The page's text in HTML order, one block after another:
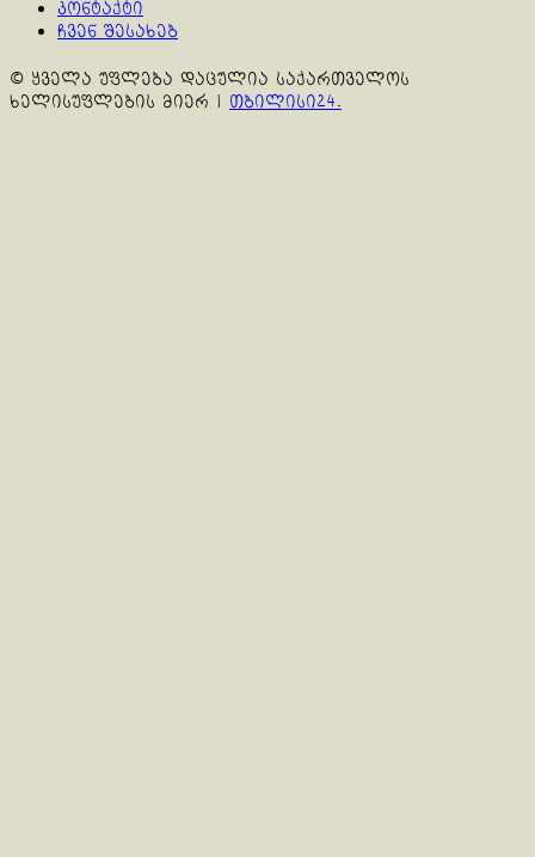
კონტაქტი
ჩვენ შესახებ
© ყველა უფლება დაცულია საქართველოს
ხელისუფლების მიერ | თბილისი24.